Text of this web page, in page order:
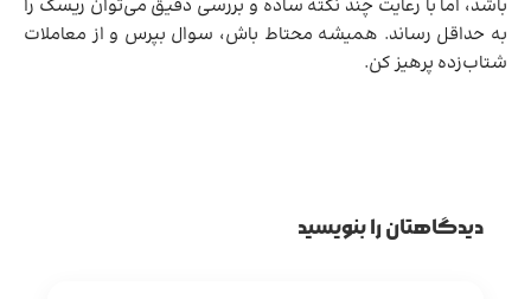
باشد، اما با رعایت چند نکته ساده و بررسی دقیق می‌توان ریسک را
به حداقل رساند. همیشه محتاط باش، سوال بپرس و از معاملات
شتاب‌زده پرهیز کن.
دیدگاهتان را بنویسید